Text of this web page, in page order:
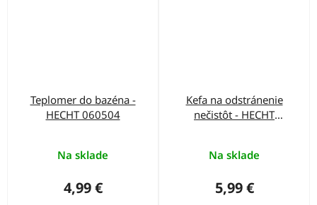
Teplomer do bazéna -
HECHT 060504
Na sklade
4,99 €
Kefa na odstránenie
nečistôt - HECHT
Na sklade
5,99 €